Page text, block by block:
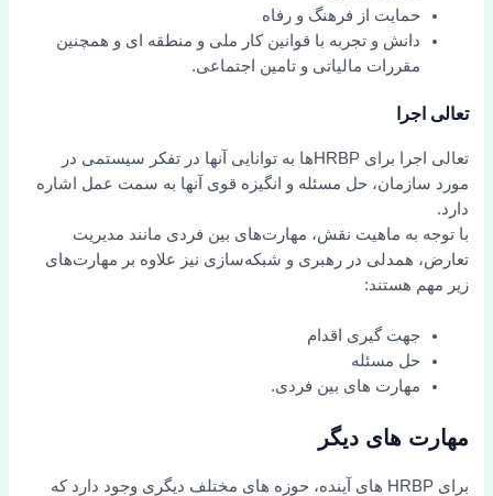
حمایت از فرهنگ و رفاه
دانش و تجربه با قوانین کار ملی و منطقه ای و همچنین
مقررات مالیاتی و تامین اجتماعی.
تعالی اجرا
تعالی اجرا برای HRBPها به توانایی آنها در تفکر سیستمی در
مورد سازمان، حل مسئله و انگیزه قوی آنها به سمت عمل اشاره
دارد.
با توجه به ماهیت نقش، مهارت‌های بین فردی مانند مدیریت
تعارض، همدلی در رهبری و شبکه‌سازی نیز علاوه بر مهارت‌های
زیر مهم هستند:
جهت گیری اقدام
حل مسئله
مهارت های بین فردی.
مهارت های دیگر
برای HRBP های آینده، حوزه های مختلف دیگری وجود دارد که